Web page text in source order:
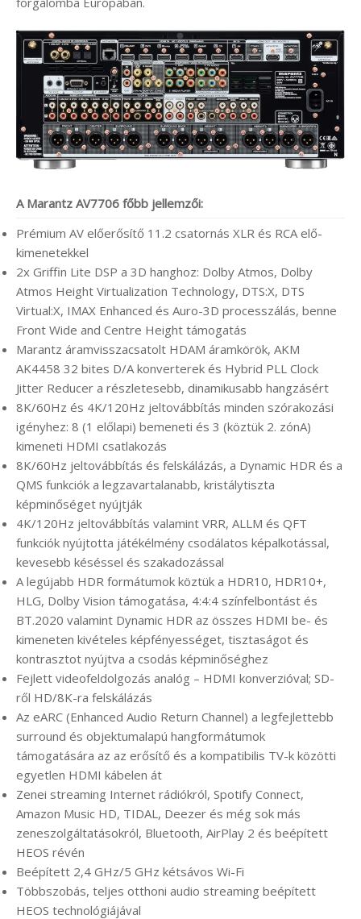
A Marantz AV7706 főbb jellemzői:
Prémium AV előerősítő 11.2 csatornás XLR és RCA elő-
kimenetekkel
2x Griffin Lite DSP a 3D hanghoz: Dolby Atmos, Dolby
Atmos Height Virtualization Technology, DTS:X, DTS
Virtual:X, IMAX Enhanced és Auro-3D processzálás, benne
Front Wide and Centre Height támogatás
Marantz áramvisszacsatolt HDAM áramkörök, AKM
AK4458 32 bites D/A konverterek és Hybrid PLL Clock
Jitter Reducer a részletesebb, dinamikusabb hangzásért
8K/60Hz és 4K/120Hz jeltovábbítás minden szórakozási
igényhez: 8 (1 előlapi) bemeneti és 3 (köztük 2. zónA)
kimeneti HDMI csatlakozás
8K/60Hz jeltovábbítás és felskálázás, a Dynamic HDR és a
QMS funkciók a legzavartalanabb, kristálytiszta
képminőséget nyújtják
4K/120Hz jeltovábbítás valamint VRR, ALLM és QFT
funkciók nyújtotta játékélmény csodálatos képalkotással,
kevesebb késéssel és szakadozással
A legújabb HDR formátumok köztük a HDR10, HDR10+,
HLG, Dolby Vision támogatása, 4:4:4 színfelbontást és
BT.2020 valamint Dynamic HDR az összes HDMI be- és
kimeneten kivételes képfényességet, tisztaságot és
kontrasztot nyújtva a csodás képminőséghez
Fejlett videofeldolgozás analóg – HDMI konverzióval; SD-
ről HD/8K-ra felskálázás
Az eARC (Enhanced Audio Return Channel) a legfejlettebb
surround és objektumalapú hangformátumok
támogatására az az erősítő és a kompatibilis TV-k közötti
egyetlen HDMI kábelen át
Zenei streaming Internet rádiókról, Spotify Connect,
Amazon Music HD, TIDAL, Deezer és még sok más
zeneszolgáltatásokról, Bluetooth, AirPlay 2 és beépített
HEOS révén
Beépített 2,4 GHz/5 GHz kétsávos Wi-Fi
Többszobás, teljes otthoni audio streaming beépített
HEOS technológiájával